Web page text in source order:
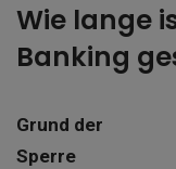
Wie lange
Banking
Grund der
Sperre